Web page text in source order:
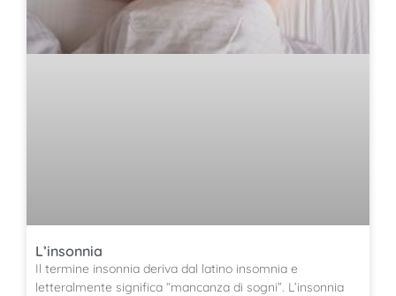
L’insonnia
Il termine insonnia deriva dal latino insomnia e
letteralmente significa “mancanza di sogni”. L’insonnia